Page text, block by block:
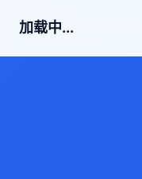
加载中...